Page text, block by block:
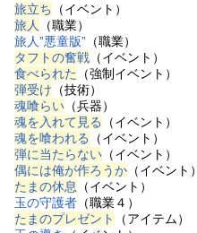
旅立ち （イベント）
旅人
（職業）
旅人”悪童版” （職業）
タフトの奮戦 （イベント）
食べられた （強制イベント）
弾受け （技術）
魂喰らい （兵器）
魂を入れて見る
（イベント）
魂を喰われる
（イベント）
弾に当たらない （イベント）
偶には俺が作ろうか （イベント）
たまの休息
（イベント）
玉の守護者 （職業４）
たまのプレゼント
（アイテム）